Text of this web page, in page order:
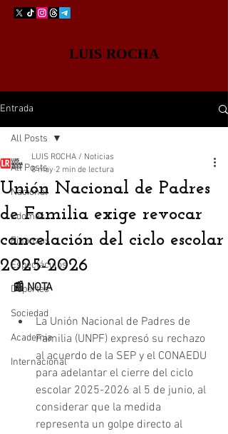
LUIS ROCHA
Entrada
All Posts
Nacional
Edomex
Finanzas
Espectáculos
Deportes
Sociedad
Academia
Internacional
All Posts
Unión Nacional de Padres
de Familia exige revocar
cancelación del ciclo escolar
2025-2026
LUIS ROCHA / Noticias
8 may 2 min de lectura
📰 NOTA
La Unión Nacional de Padres de
Familia (UNPF) expresó su rechazo
al acuerdo de la SEP y el CONAEDU
para adelantar el cierre del ciclo
escolar 2025-2026 al 5 de junio, al
considerar que la medida
representa un golpe directo al